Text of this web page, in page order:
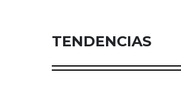
TENDENCIAS